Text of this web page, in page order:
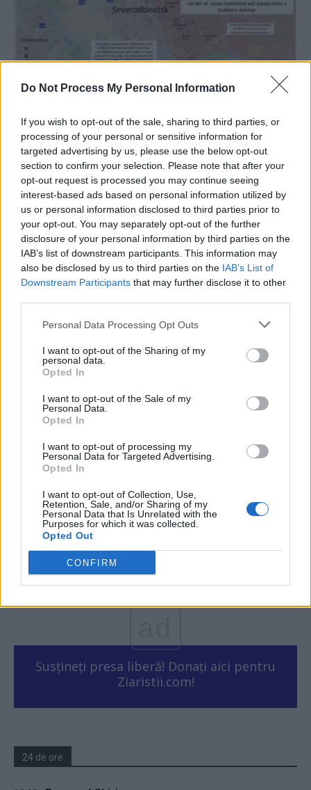
Do Not Process My Personal Information
If you wish to opt-out of the sale, sharing to third parties, or
processing of your personal or sensitive information for
targeted advertising by us, please use the below opt-out
section to confirm your selection. Please note that after your
opt-out request is processed you may continue seeing
interest-based ads based on personal information utilized by
us or personal information disclosed to third parties prior to
your opt-out. You may separately opt-out of the further
disclosure of your personal information by third parties on the
IAB’s list of downstream participants. This information may
also be disclosed by us to third parties on the IAB’s List of
Downstream Participants that may further disclose it to other
Personal Data Processing Opt Outs
I want to opt-out of the Sharing of my
personal data.
Opted In
I want to opt-out of the Sale of my
Personal Data.
Opted In
I want to opt-out of processing my
Personal Data for Targeted Advertising.
Opted In
I want to opt-out of Collection, Use,
Retention, Sale, and/or Sharing of my
Personal Data that Is Unrelated with the
Purposes for which it was collected.
Opted Out
CONFIRM
ANALIZĂ. De ce continuă Ucraina să se
Redacţia - vineri, 3 iunie 2022
Rușii controlează 70% din Severodonețk,
confirmă oficiali ucraineni. Experți:
Redacţia - miercuri, 1 iunie 2022
În Severodonețk, bătălii de stradă ca la
Stalingrad și Mariupol. Rușii...
Matei Udrea - marți, 31 mai 2022
Susțineți presa liberă! Donați aici pentru
Ziaristii.com!
24 de ore